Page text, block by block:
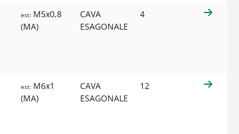
est: M5x0,8
(MA)
CAVA
ESAGONALE
4
est: M6x1
(MA)
CAVA
ESAGONALE
12